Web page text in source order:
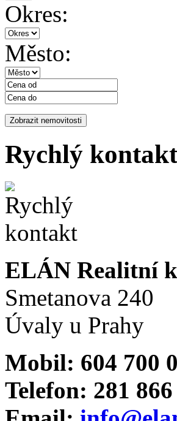
Okres:
Město:
Rychlý kontakt
ELÁN Realitní
Smetanova 240
Úvaly u Prahy
Mobil: 604 700
Telefon: 281